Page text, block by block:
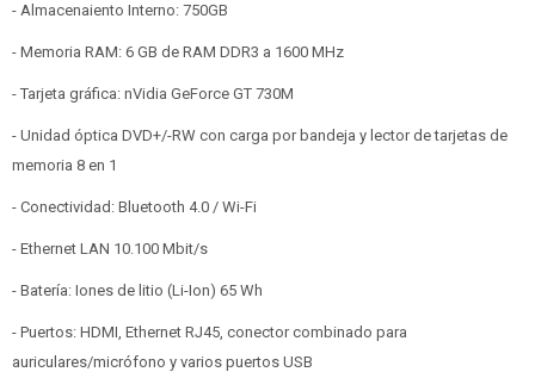
- Almacenaiento Interno: 750GB
- Memoria RAM: 6 GB de RAM DDR3 a 1600 MHz
- Tarjeta gráfica: nVidia GeForce GT 730M
- Unidad óptica DVD+/-RW con carga por bandeja y lector de tarjetas de
memoria 8 en 1
- Conectividad: Bluetooth 4.0 / Wi-Fi
- Ethernet LAN 10.100 Mbit/s
- Batería: Iones de litio (Li-Ion) 65 Wh
- Puertos: HDMI, Ethernet RJ45, conector combinado para
auriculares/micrófono y varios puertos USB